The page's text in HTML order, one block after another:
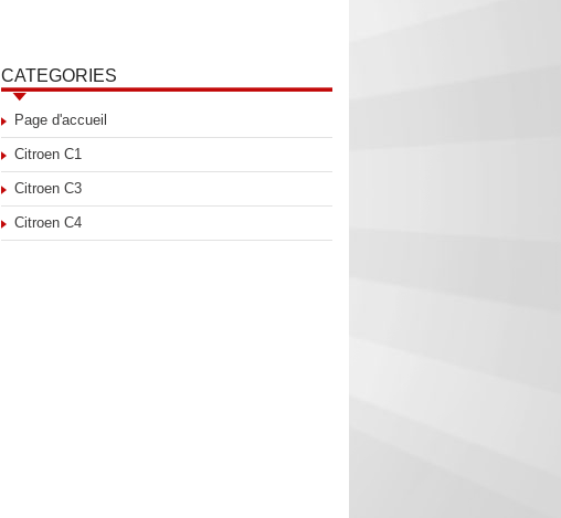
CATEGORIES
Page d'accueil
Citroen C1
Citroen C3
Citroen C4